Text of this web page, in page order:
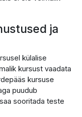
ja
külalise
kursust vaadata
kursuse
puudub
sooritada teste